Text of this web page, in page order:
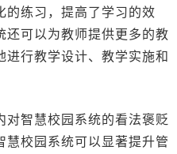
练习，提高了学习的效
还可以为教师提供更多的教
行教学设计、教学实施和
智慧校园系统的看法褒贬
校园系统可以显著提升管